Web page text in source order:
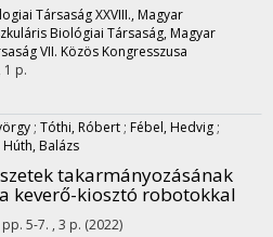
Társaság XXVIII., Magyar
Biológiai Társaság, Magyar
VII. Közös Kongresszusa
1 p.
; Tóthi, Róbert ; Fébel, Hedvig ;
Húth, Balázs
takarmányozásának
keverő-kiosztó robotokkal
pp. 5-7. , 3 p. (2022)